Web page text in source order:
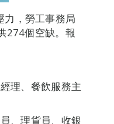
力，勞工事務局
274個空缺。報
理、餐飲服務主
、理貨員、收銀